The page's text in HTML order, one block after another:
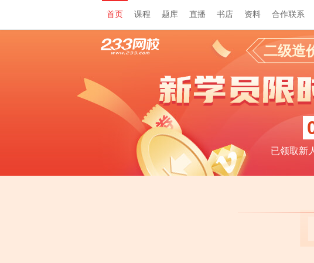
首页 课程 题库 直播 书店 资料 合作联系
二级造
已领取新